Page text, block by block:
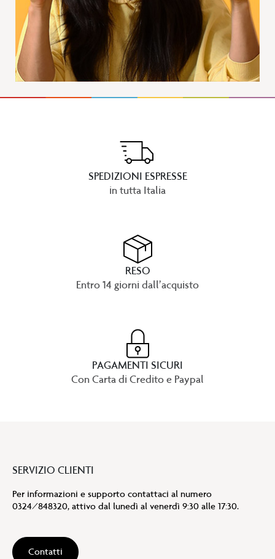
SPEDIZIONI ESPRESSE
in tutta Italia
RESO
Entro 14 giorni dall’acquisto
PAGAMENTI SICURI
Con Carta di Credito e Paypal
SERVIZIO CLIENTI
Per informazioni e supporto contattaci al numero
0324/848320, attivo dal lunedì al venerdì 9:30 alle 17:30.
Contatti